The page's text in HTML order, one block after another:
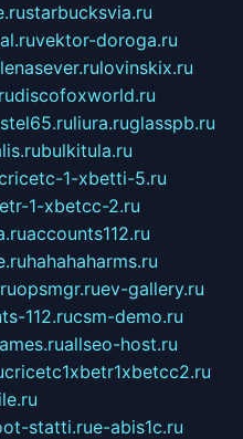
starbucksvia.ru
vektor-doroga.ru
lenasever.rulovinskix.ru
discofoxworld.ru
liura.ruglasspb.ru
bulkitula.ru
1-xbetti-5.ru
1-xbetcc-2.ru
accounts112.ru
hahahaharms.ru
opsmgr.ruev-gallery.ru
112.rucsm-demo.ru
allseo-host.ru
cricetc1xbetr1xbetcc2.ru
statti.rue-abis1c.ru